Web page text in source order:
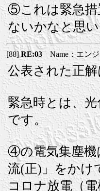
⑤これは緊急措
ないかなと思
[88]RE:03Name：エンジ
公表された正
緊急時とは、
です。
④の電気集塵機
流(正)」をかけ
コロナ放電（